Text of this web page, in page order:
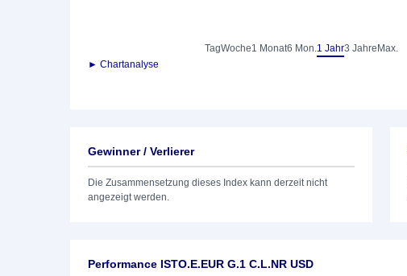
TagWoche1 Monat6 Mon.1 Jahr3 Jahre Max.
► Chartanalyse
Gewinner / Verlierer
Die Zusammensetzung dieses Index kann derzeit nicht
angezeigt werden.
Performance ISTO.E.EUR G.1 C.L.NR USD